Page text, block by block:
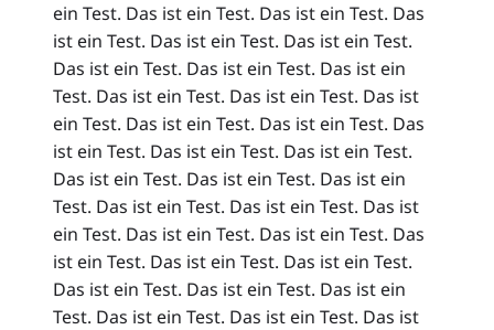
ein Test. Das ist ein Test. Das ist ein Test. Das
ist ein Test. Das ist ein Test. Das ist ein Test.
Das ist ein Test. Das ist ein Test. Das ist ein
Test. Das ist ein Test. Das ist ein Test. Das ist
ein Test. Das ist ein Test. Das ist ein Test. Das
ist ein Test. Das ist ein Test. Das ist ein Test.
Das ist ein Test. Das ist ein Test. Das ist ein
Test. Das ist ein Test. Das ist ein Test. Das ist
ein Test. Das ist ein Test. Das ist ein Test. Das
ist ein Test. Das ist ein Test. Das ist ein Test.
Das ist ein Test. Das ist ein Test. Das ist ein
Test. Das ist ein Test. Das ist ein Test. Das ist